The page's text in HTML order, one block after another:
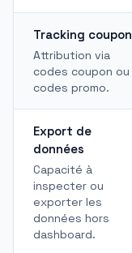
Tracking coupon
Attribution via
codes coupon ou
codes promo.
Export de
données
Capacité à
inspecter ou
exporter les
données hors
dashboard.